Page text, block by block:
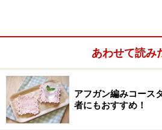
2本折り目位置を決める
布が3枚重なった状態で縫い留
すが、折り目をつけるのは2本で
いを作る場合、1本目の折り目は
あわせて読み
アフガン編みコース
者にもおすすめ！